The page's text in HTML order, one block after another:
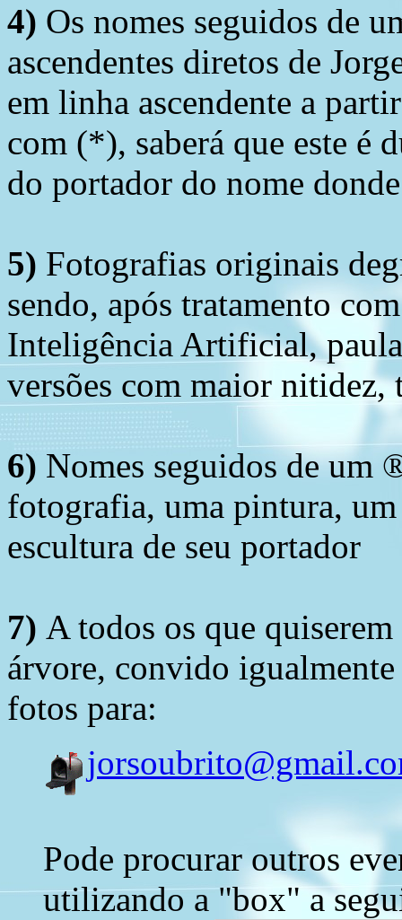
4) Os nomes seguidos de
ascendentes diretos de
em linha ascendente a
com (*), saberá que este é
do portador do nome
5) Fotografias originais
sendo, após tratamento
Inteligência Artificial,
versões com maior nitidez,
6) Nomes seguidos de um
fotografia, uma pintura,
escultura de seu portador
7) A todos os que
árvore, convido
fotos para:
Pode procurar outros
utilizando a "box" a